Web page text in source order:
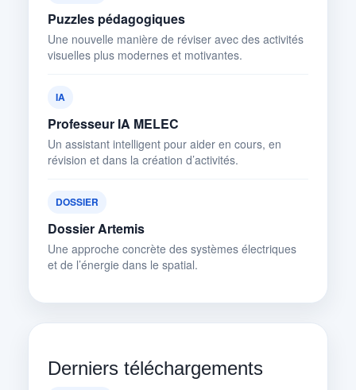
Puzzles pédagogiques
Une nouvelle manière de réviser avec des activités
visuelles plus modernes et motivantes.
IA
Professeur IA MELEC
Un assistant intelligent pour aider en cours, en
révision et dans la création d’activités.
DOSSIER
Dossier Artemis
Une approche concrète des systèmes électriques
et de l’énergie dans le spatial.
Derniers téléchargements